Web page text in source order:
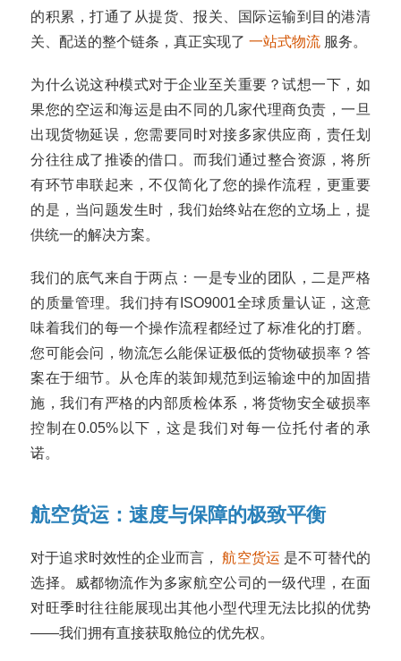
的积累，打通了从提货、报关、国际运输到目的港清
关、配送的整个链条，真正实现了 一站式物流 服务。
为什么说这种模式对于企业至关重要？试想一下，如
果您的空运和海运是由不同的几家代理商负责，一旦
出现货物延误，您需要同时对接多家供应商，责任划
分往往成了推诿的借口。而我们通过整合资源，将所
有环节串联起来，不仅简化了您的操作流程，更重要
的是，当问题发生时，我们始终站在您的立场上，提
供统一的解决方案。
我们的底气来自于两点：一是专业的团队，二是严格
的质量管理。我们持有ISO9001全球质量认证，这意
味着我们的每一个操作流程都经过了标准化的打磨。
您可能会问，物流怎么能保证极低的货物破损率？答
案在于细节。从仓库的装卸规范到运输途中的加固措
施，我们有严格的内部质检体系，将货物安全破损率
控制在0.05%以下，这是我们对每一位托付者的承
诺。
航空货运：速度与保障的极致平衡
对于追求时效性的企业而言，航空货运 是不可替代的
选择。威都物流作为多家航空公司的一级代理，在面
对旺季时往往能展现出其他小型代理无法比拟的优势
——我们拥有直接获取舱位的优先权。